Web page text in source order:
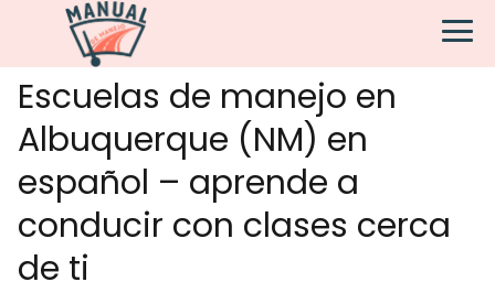
Escuelas de manejo en
Albuquerque (NM) en
español – aprende a
conducir con clases cerca
de ti